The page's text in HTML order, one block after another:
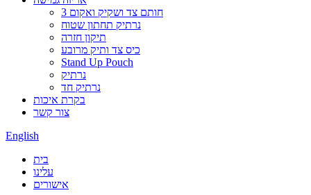
3 חותם צד ושקיק ואקום
נרתיק תחתון שטוח
תיקון חזרה
כיס צד ותיק מרובע
Stand Up Pouch
נרתיק
נרתיק חד
בקרת איכות
צור קשר
English
בית
עלינו
אישורים